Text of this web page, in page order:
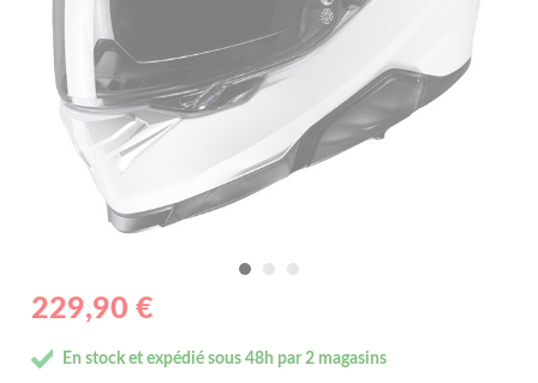
229,90 €
En stock et expédié sous 48h par 2 magasins